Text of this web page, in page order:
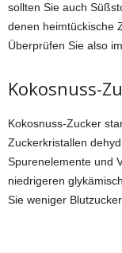
sollten Sie auch
denen heimtückische
Überprüfen Sie also
Kokosnuss-
Kokosnuss-Zucker
Zuckerkristallen
Spurenelemente und
niedrigeren
Sie weniger